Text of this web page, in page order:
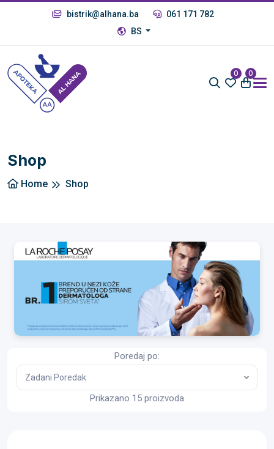
bistrik@alhana.ba
061 171 782
BS
0 0
Shop
Home Shop
Poredaj po:
Zadani Poredak
Prikazano 15 proizvoda